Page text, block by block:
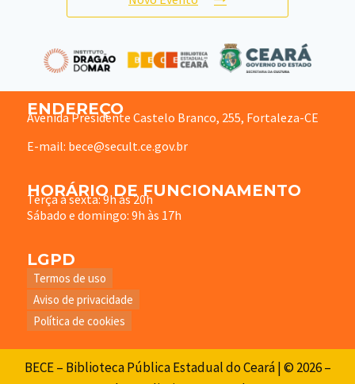
ENDEREÇO
Avenida Presidente Castelo Branco, 255, Fortaleza-CE
E-mail: bece@secult.ce.gov.br
HORÁRIO DE FUNCIONAMENTO
Terça à sexta: 9h às 20h
Sábado e domingo: 9h às 17h
LGPD
Termos de uso
Aviso de privacidade
Política de cookies
BECE – Biblioteca Pública Estadual do Ceará | © 2026 –